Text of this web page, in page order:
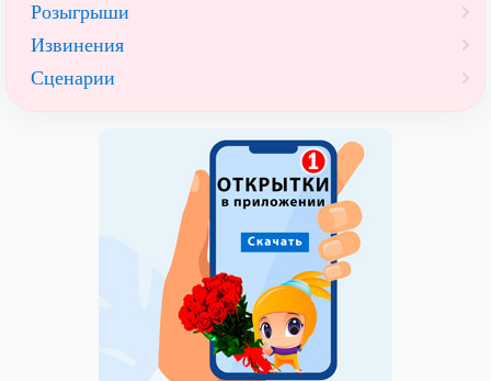
Розыгрыши
Извинения
Сценарии